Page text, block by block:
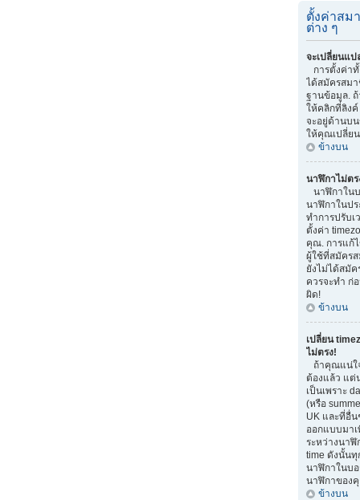
ตั้งค่าสม
ต่าง ๆ
จะเปลี่ยนแป
การตั้งค่า
ได้สมัครสมา
ฐานข้อมูล. ถ้
ให้คลิกที่ลิง
จะอยู่ด้านบ
ให้คุณเปลี่ย
ข้างบน
นาฬิกาไม่ตร
นาฬิกาใน
นาฬิกาในป
ทำการปรับเ
ตั้งค่า
คุณ. การแก้
ผู้ใช้ที่สมัคร
ยังไม่ได้สมั
ควรจะทำ ก่
ผิด!
ข้างบน
เปลี่ยน
ไม่ตรง!
ถ้าคุณแน่ใ
ต้องแล้ว แต่
เป็นเพราะ
(หรือ
UK และที่อื่น
ออกแบบมาเ
ระหว่างนา
time ดังนั้นทุ
นาฬิกาในบ
นาฬิกาของ
ข้างบน